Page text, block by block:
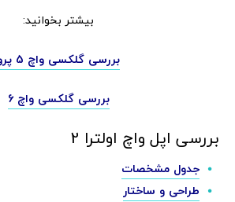
بیشتر بخوانید:
بررسی گلکسی واچ 5 پرو
بررسی گلکسی واچ 6
بررسی اپل واچ اولترا 2
جدول مشخصات
طراحی و ساختار